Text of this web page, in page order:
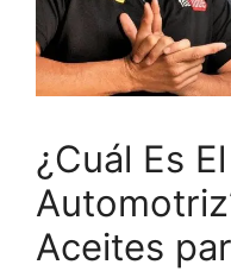
¿Cuál Es
Aceites